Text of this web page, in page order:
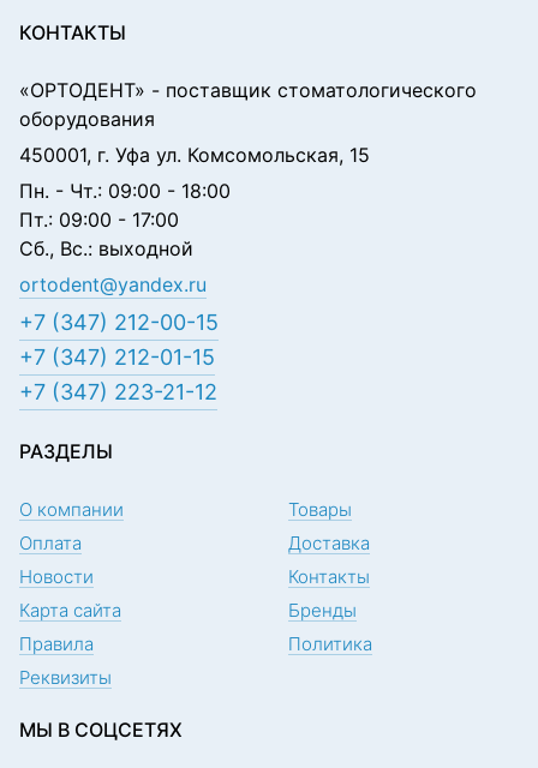
КОНТАКТЫ
«ОРТОДЕНТ» - поставщик стоматологического
оборудования
450001, г. Уфа ул. Комсомольская, 15
Пн. - Чт.: 09:00 - 18:00
Пт.: 09:00 - 17:00
Сб., Вс.: выходной
ortodent@yandex.ru
+7 (347) 212-00-15
+7 (347) 212-01-15
+7 (347) 223-21-12
РАЗДЕЛЫ
О компании
Товары
Оплата
Доставка
Новости
Контакты
Карта сайта
Бренды
Правила
Политика
Реквизиты
МЫ В СОЦСЕТЯХ